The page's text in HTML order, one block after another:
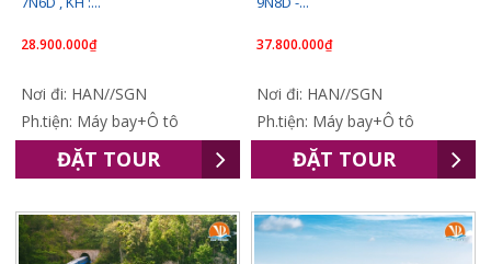
28.900.000₫
Nơi đi: HAN//SGN
Ph.tiện: Máy bay+Ô tô
ĐẶT TOUR
37.800.000₫
Nơi đi: HAN//SGN
Ph.tiện: Máy bay+Ô tô
ĐẶT TOUR